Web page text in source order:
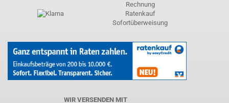
Rechnung
Ratenkauf
Sofortüberweisung
WIR VERSENDEN MIT